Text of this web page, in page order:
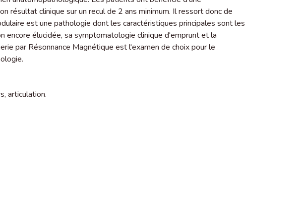
résultat clinique sur un recul de 2 ans minimum. Il ressort donc de
est une pathologie dont les caractéristiques principales sont les
encore élucidée, sa symptomatologie clinique d'emprunt et la
par Résonnance Magnétique est l'examen de choix pour le
, articulation.